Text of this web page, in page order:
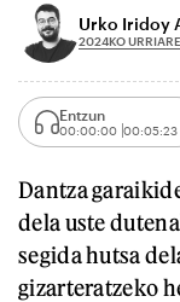
Urko Iridoy
2024KO
Entzun
00:00:00 00:05:23
Dantza
dela uste
segida hutsa
gizarteratzeko